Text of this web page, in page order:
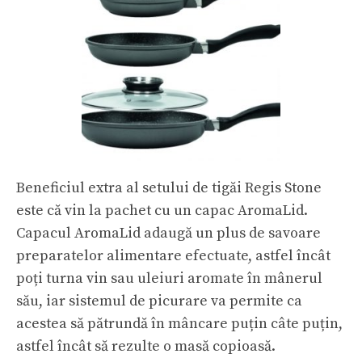
Beneficiul extra al setului de tigăi Regis Stone
este că vin la pachet cu un capac AromaLid.
Capacul AromaLid adaugă un plus de savoare
preparatelor alimentare efectuate, astfel încât
poți turna vin sau uleiuri aromate în mânerul
său, iar sistemul de picurare va permite ca
acestea să pătrundă în mâncare puțin câte puțin,
astfel încât să rezulte o masă copioasă.